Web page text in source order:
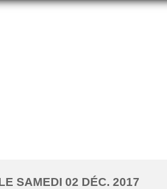
SAMEDI 02 DÉC. 2017